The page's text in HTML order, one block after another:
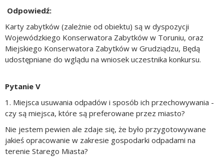
Odpowiedź:
Karty zabytków (zależnie od obiektu) są w dyspozycji
Wojewódzkiego Konserwatora Zabytków w Toruniu, oraz
Miejskiego Konserwatora Zabytków w Grudziądzu, Będą
udostępniane do wglądu na wniosek uczestnika konkursu.
Pytanie V
1. Miejsca usuwania odpadów i sposób ich przechowywania -
czy są miejsca, które są preferowane przez miasto?
Nie jestem pewien ale zdaje się, że było przygotowywane
jakieś opracowanie w zakresie gospodarki odpadami na
terenie Starego Miasta?